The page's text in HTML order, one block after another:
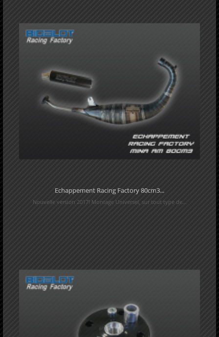
Echappement Racing Factory 80cm3...
Nouvelle version 2017! Montage Universel, sur tout type de...